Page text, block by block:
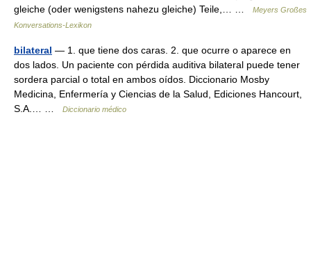
gleiche (oder wenigstens nahezu gleiche) Teile,… …
Meyers Großes
Konversations-Lexikon
bilateral — 1. que tiene dos caras. 2. que ocurre o aparece en
dos lados. Un paciente con pérdida auditiva bilateral puede tener
sordera parcial o total en ambos oídos. Diccionario Mosby
Medicina, Enfermería y Ciencias de la Salud, Ediciones Hancourt,
S.A.… …
Diccionario médico